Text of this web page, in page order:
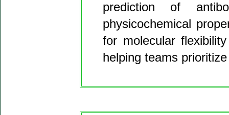
prediction of
physicochemical
for molecular
helping teams